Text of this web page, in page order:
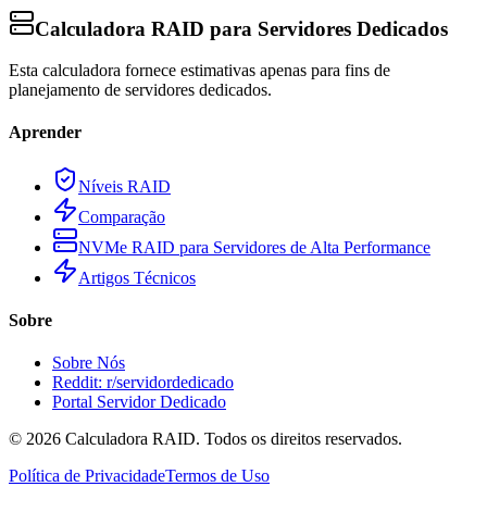
Calculadora RAID para Servidores Dedicados
Esta calculadora fornece estimativas apenas para fins de
planejamento de servidores dedicados.
Aprender
Níveis RAID
Comparação
NVMe RAID para Servidores de Alta Performance
Artigos Técnicos
Sobre
Sobre Nós
Reddit: r/servidordedicado
Portal Servidor Dedicado
© 2026 Calculadora RAID. Todos os direitos reservados.
Política de PrivacidadeTermos de Uso